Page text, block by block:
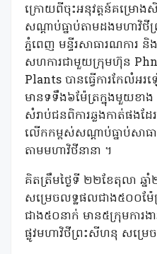
ក្រោយពីចុះអនុវត្តន៍គម្រោងសិ
សណ្តាប់ធ្នាប់តាមដងមហាវិ
ភ្នំពេញ មន្ទីរសាធារណការ និ
សហការជាមួយក្រុមហ៊ុន
Plants បានធ្វើការកែលំអរ
មានទទឹង៦ម៉ែត្រក្នុងមួយខា
សំរាប់ជនពិការឆ្លងកាត់ផង
លើកកម្ពស់សណ្តាប់ធ្នាប់សាធ
តាមមហាវិថីនានា ។
គិតត្រឹមថ្ងៃទី ២២ខែតុលា ឆ្នាំ
សម្រេចលទ្ឋផលជាង៥០០ម៉ែត្
ជាង៥០នាក់ មាន៥ក្រុមការង
ផ្លូវមហាវិថីព្រះសីហនុ សម្រ